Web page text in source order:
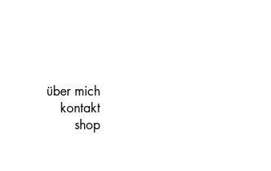
über mich
kontakt
shop